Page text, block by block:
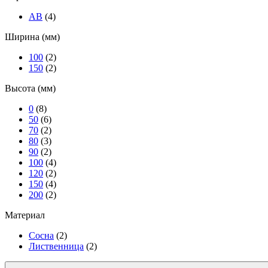
АВ (4)
Ширина (мм)
100 (2)
150 (2)
Высота (мм)
0 (8)
50 (6)
70 (2)
80 (3)
90 (2)
100 (4)
120 (2)
150 (4)
200 (2)
Материал
Cосна (2)
Лиственница (2)